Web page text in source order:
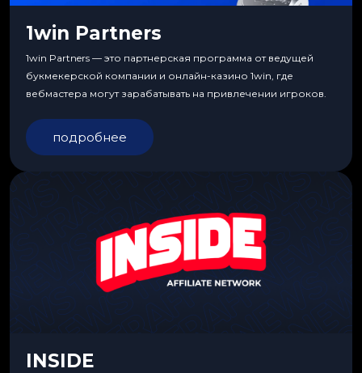
1win Partners
1win Partners — это партнерская программа от ведущей
букмекерской компании и онлайн-казино 1win, где
вебмастера могут зарабатывать на привлечении игроков.
подробнее
INSIDE